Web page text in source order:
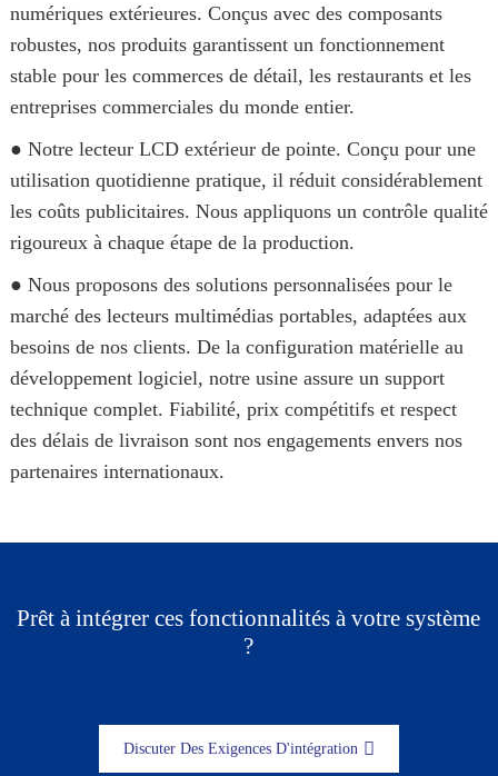
numériques extérieures. Conçus avec des composants
robustes, nos produits garantissent un fonctionnement
stable pour les commerces de détail, les restaurants et les
entreprises commerciales du monde entier.
● Notre lecteur LCD extérieur de pointe. Conçu pour une
utilisation quotidienne pratique, il réduit considérablement
les coûts publicitaires. Nous appliquons un contrôle qualité
rigoureux à chaque étape de la production.
● Nous proposons des solutions personnalisées pour le
marché des lecteurs multimédias portables, adaptées aux
besoins de nos clients. De la configuration matérielle au
développement logiciel, notre usine assure un support
technique complet. Fiabilité, prix compétitifs et respect
des délais de livraison sont nos engagements envers nos
partenaires internationaux.
Prêt à intégrer ces fonctionnalités à votre système
?
Discuter Des Exigences D'intégration